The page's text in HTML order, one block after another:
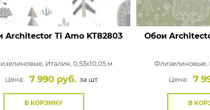
Architector Ti Amo KT82803
Италия, 0,53x10,05 м
Цена:
7 990 руб. за шт.
В КОРЗИНУ
Обои
Флизелиновые,
Цена:
7
В